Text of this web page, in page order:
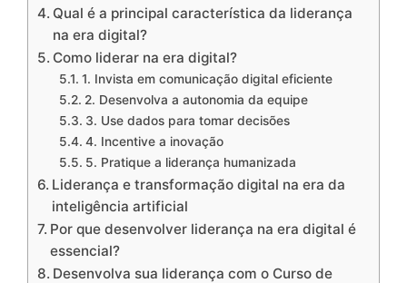
Qual é a principal característica da liderança
na era digital?
Como liderar na era digital?
1. Invista em comunicação digital eficiente
2. Desenvolva a autonomia da equipe
3. Use dados para tomar decisões
4. Incentive a inovação
5. Pratique a liderança humanizada
Liderança e transformação digital na era da
inteligência artificial
Por que desenvolver liderança na era digital é
essencial?
Desenvolva sua liderança com o Curso de